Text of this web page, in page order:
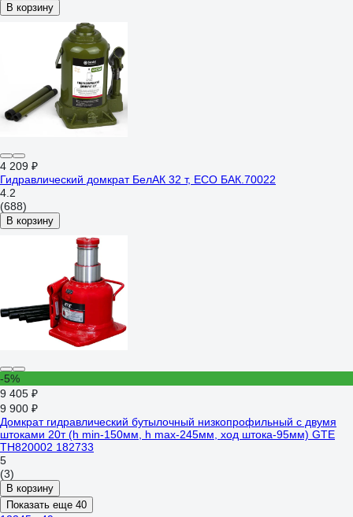
В корзину
4 209 ₽
Гидравлический домкрат БелАК 32 т, ECO БАК.70022
4.2
(688)
В корзину
-5%
9 405 ₽
9 900 ₽
Домкрат гидравлический бутылочный низкопрофильный с двумя
штоками 20т (h min-150мм, h max-245мм, ход штока-95мм) GTE
TH820002 182733
5
(3)
В корзину
Показать еще 40